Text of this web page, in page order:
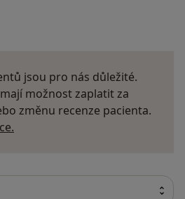
jsou pro nás důležité.
možnost zaplatit za
změnu recenze pacienta.